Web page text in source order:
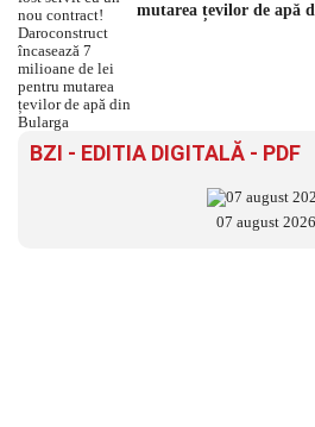
mutarea țevilor de apă
BZI - EDITIA DIGITALĂ - PDF
07 august 2026